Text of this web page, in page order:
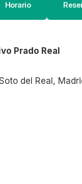
Horario
Prado Real
del Real,